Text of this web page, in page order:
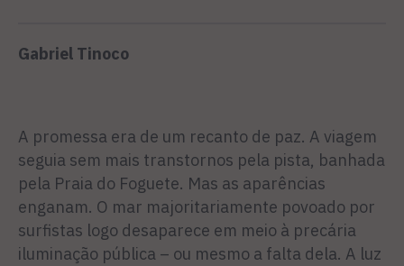
Gabriel Tinoco
A promessa era de um recanto de paz. A viagem
seguia sem mais transtornos pela pista, banhada
pela Praia do Foguete. Mas as aparências
enganam. O mar majoritariamente povoado por
surfistas logo desapa­rece em meio à precária
iluminação pública – ou mesmo a falta dela. A luz